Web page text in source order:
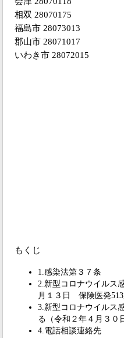
相双 28070175
福島市 28073013
郡山市 28071017
いわき市 28072015
もくじ
1.感染法第３７条
2.新型コロナウイルス
月１３日 保険医発
3.新型コロナウイルス
る（令和２年４月３
4.電話相談連絡先